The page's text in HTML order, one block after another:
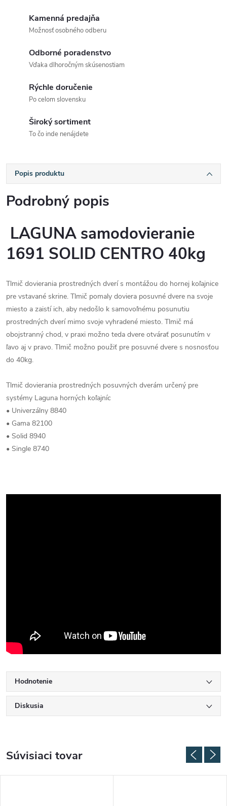
Kamenná predajňa
Možnosť osobného odberu
Odborné poradenstvo
Vďaka dlhoročným skúsenostiam
Rýchle doručenie
Po celom slovensku
Široký sortiment
To čo inde nenájdete
Popis produktu
Podrobný popis
LAGUNA samodovieranie
1691 SOLID CENTRO 40kg
Tlmič dovierania prostredných dverí s montážou do hornej koľajnice
pre vstavané skrine. Tlmič pomaly doviera posuvné dvere na svoje
miesto a zaistí ich, aby nedošlo k samovoľnému posunutiu
prostredných dverí mimo svoje vyhradené miesto. Tlmič má
obojstranný chod, v praxi možno teda dvere otvárať posunutím v
ľavo aj v pravo. Tlmič možno použiť pre posuvné dvere s nosnosťou
do 40kg.
Tlmič dovierania prostredných posuvných dverám určený pre
systémy Laguna horných koľajníc
• Univerzálny 8840
• Gama 82100
• Solid 8940
• Single 8740
Hodnotenie
Diskusia
Súvisiaci tovar